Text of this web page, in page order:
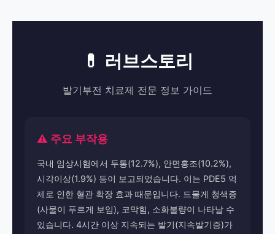
💊 러브스토리
발기부전 치료제 전문 정보 가이드
⚠️ 주요 부작용
국내 임상시험에서 두통(12.7%), 안면홍조(10.2%),
시각이상(1.9%) 등이 보고되었습니다. 이는 PDE5 억
제로 인한 혈관 확장 효과 때문입니다. 드물게 청색증
(사물이 푸르게 보임), 코막힘, 소화불량이 나타날 수
있습니다. 4시간 이상 지속되는 발기(지속발기증)가